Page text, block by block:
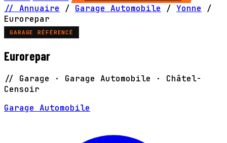
// Annuaire / Garage Automobile / Yonne
/
Eurorepar
GARAGE RÉFÉRENCÉ
Eurorepar
// Garage · Garage Automobile · Châtel-
Censoir
Garage Automobile